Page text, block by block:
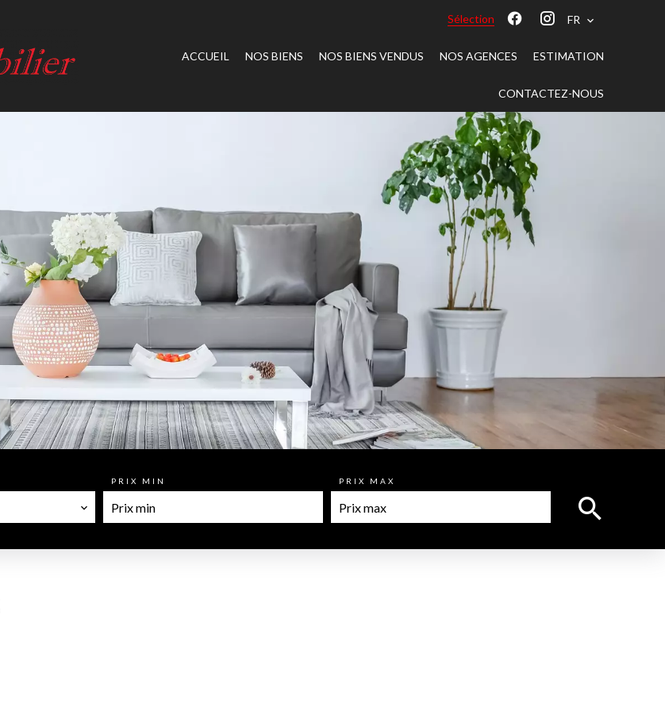
Sélection FR
ACCUEIL NOS BIENS NOS BIENS VENDUS NOS AGENCES ESTIMATION
CONTACTEZ-NOUS
PRIX MIN PRIX MAX